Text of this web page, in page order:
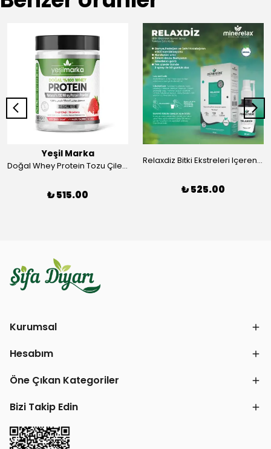
Yeşil Marka
Doğal Whey Protein Tozu Çilekli 100gr Yeşil Marka
₺ 515.00
Relaxdiz Bitki Ekstreleri Içeren Sprey Takviye Edici Gıda
₺ 525.00
Kurumsal
Hesabım
Öne Çıkan Kategoriler
Bizi Takip Edin